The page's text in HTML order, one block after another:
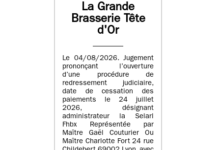
La Grande
Brasserie Tête
d'Or
Le 04/08/2026. Jugement
prononçant l’ouverture
d’une procédure de
redressement judiciaire,
date de cessation des
paiements le 24 juillet
2026, désignant
administrateur la Selarl
Fhbx Représentée par
Maître Gaël Couturier Ou
Maître Charlotte Fort 24 rue